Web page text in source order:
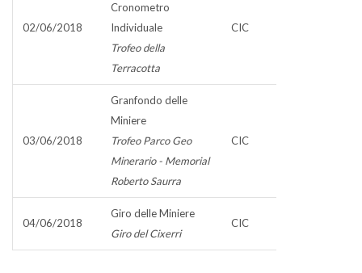
02/06/2018
Cronometro
Individuale
Trofeo della
Terracotta
CIC
03/06/2018
Granfondo delle
Miniere
Trofeo Parco Geo
Minerario - Memorial
Roberto Saurra
CIC
04/06/2018
Giro delle Miniere
Giro del Cixerri
CIC